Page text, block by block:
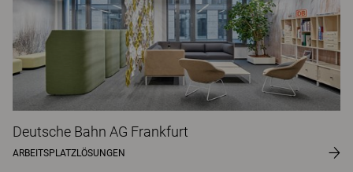
Deutsche Bahn AG Frankfurt
ARBEITSPLATZLÖSUNGEN